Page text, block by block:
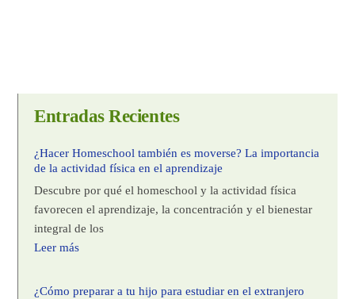
Entradas Recientes
¿Hacer Homeschool también es moverse? La importancia
de la actividad física en el aprendizaje
Descubre por qué el homeschool y la actividad física
favorecen el aprendizaje, la concentración y el bienestar
integral de los
Leer más
¿Cómo preparar a tu hijo para estudiar en el extranjero